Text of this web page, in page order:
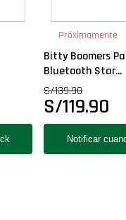
Próximamente
Bitty Boomers
Bluetooth Star...
S/139.90
S/119.90